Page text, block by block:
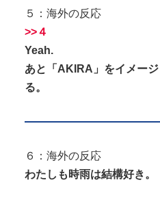
５：海外の反応
>>４
Yeah.
あと「AKIRA」をイメー
る。
６：海外の反応
わたしも時雨は結構好き。